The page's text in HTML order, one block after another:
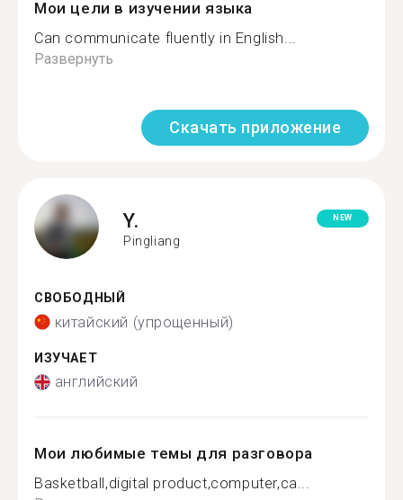
Мои цели в изучении языка
Can communicate fluently in English...
Развернуть
Скачать приложение
Y.
Pingliang
NEW
СВОБОДНЫЙ
китайский (упрощенный)
ИЗУЧАЕТ
английский
Мои любимые темы для разговора
Basketball,digital product,computer,ca...